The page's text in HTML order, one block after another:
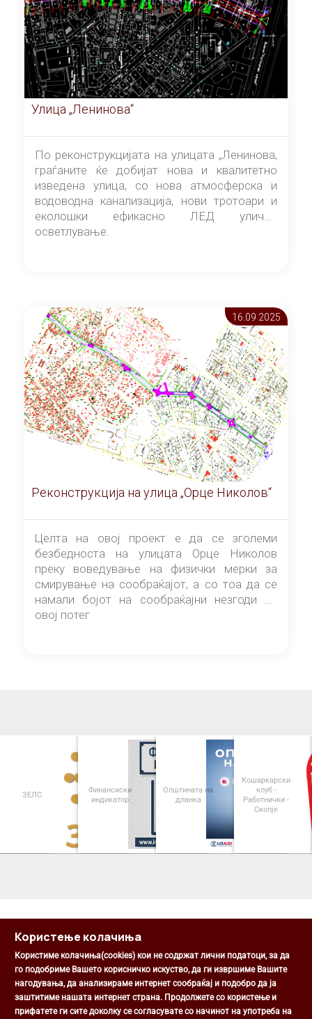
Улица „Ленинова“
По реконструкцијата на улицата „Ленинова,
граѓаните ќе добијат нова и квалитетно
изведена улица, со нова атмосферска и
водоводна канализација, нови тротоари и
еколошки ефикасно ЛЕД улично
осветлување.
16.09 2025
Реконструкција на улица „Орце Николов“
Целта на овој проект е да се зголеми
безбедноста на улицата Орце Николов
преку воведување на физички мерки за
смирување на сообраќајот, а со тоа да се
намали бојот на сообраќајни незгоди на
овој потег
ЗЕЛС
Финансиски
индикатор
Општината на
дланка
Кошаркарски
клуб -
Работнички -
Скопје
Општина Центар
Михаил Цоков бр. 1, Скопје
Користење колачиња
Користиме колачиња(cookies) кои не содржат лични податоци, за да
го подобриме Вашето корисничко искуство, да ги извршиме Вашите
нагодувања, да анализираме интернет сообраќај и подобро да ја
заштитиме нашата интернет страна. Продолжете со користење и
прифатете ги сите доколку се согласувате со начинот на употреба на